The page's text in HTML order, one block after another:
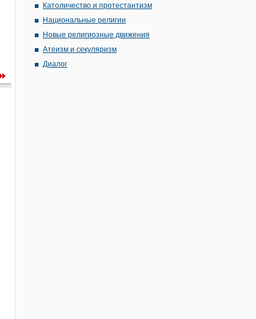
Католичество и протестантизм
Национальные религии
Новые религиозные движения
Атеизм и секуляризм
Диалог